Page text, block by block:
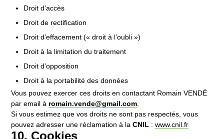
Droit d’accès
Droit de rectification
Droit d’effacement (« droit à l’oubli »)
Droit à la limitation du traitement
Droit d’opposition
Droit à la portabilité des données
Vous pouvez exercer ces droits en contactant Romain VENDÉ
par email à romain.vende@gmail.com
Si vous estimez que vos droits ne sont pas respectés, vous
pouvez adresser une réclamation à la CNIL : www.cnil.fr
10. Cookies